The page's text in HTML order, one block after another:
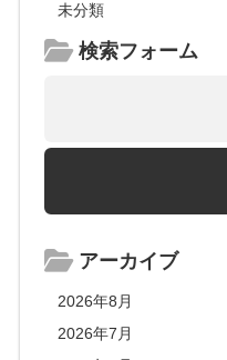
未分類
検索フォーム
アーカイブ
2026年8月
2026年7月